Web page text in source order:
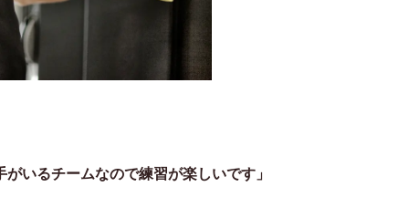
いるチームなので練習が楽しいです」